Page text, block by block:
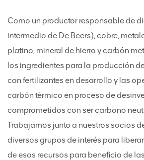
Como un productor responsable de
intermedio de De Beers), cobre,
platino, mineral de hierro y carbón
los ingredientes para la producción
con fertilizantes en desarrollo y las
carbón térmico en proceso de
comprometidos con ser carbono
Trabajamos junto a nuestros socios
diversos grupos de interés para
de esos recursos para beneficio de